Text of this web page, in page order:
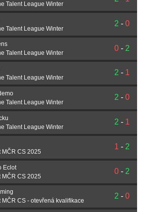
Talent League Winter
Talent League Winter
2 - 0
Talent League Winter
0 - 2
Talent League Winter
2 - 1
Talent League Winter
2 - 0
Talent League Winter
2 - 1
MČR CS 2025
1 - 2
Eclot
MČR CS 2025
0 - 2
MČR CS - otevřená kvalifikace
2 - 0